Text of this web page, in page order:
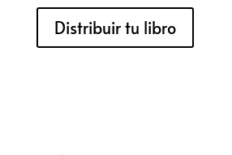
Distribuir tu libro